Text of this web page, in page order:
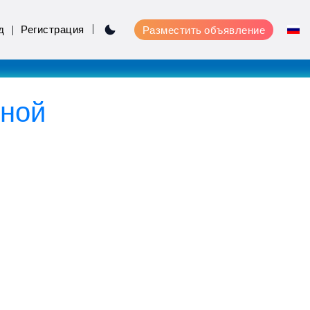
Регистрация Разместить объявление